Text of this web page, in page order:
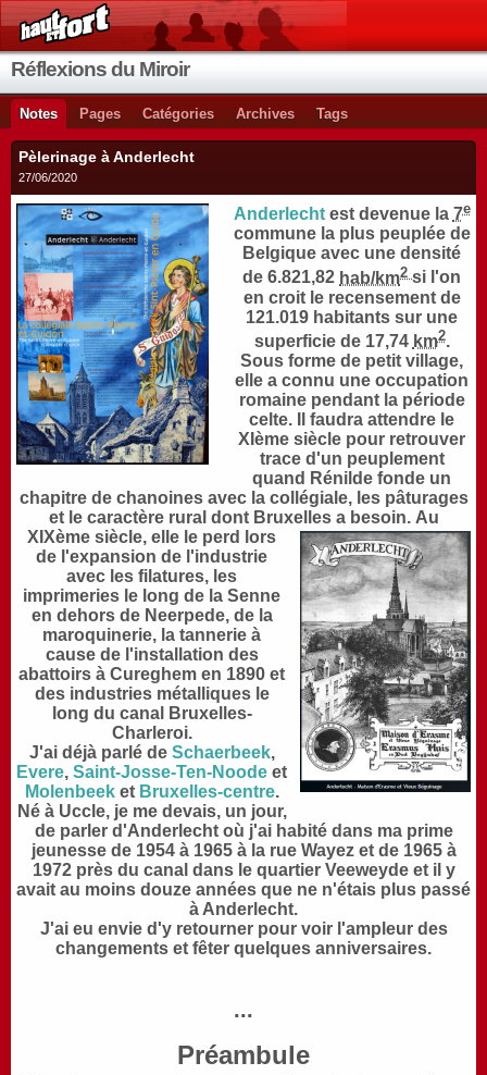
Réflexions du Miroir
Notes Pages Catégories Archives Tags
Pèlerinage à Anderlecht
27/06/2020
Anderlecht est devenue la 7e
commune la plus peuplée de
Belgique avec une densité
de 6.821,82 hab/km2 si l'on
en croit le recensement de
121.019 habitantssur une
superficie de 17,74 km2.
Sous forme de petit village,
elle a connu une occupation
romaine pendant la période
celte. Il faudra attendre le
XIème siècle pour retrouver
trace d'un peuplement
quand Rénilde fonde un
chapitre de chanoines avec la collégiale, les pâturages
et le caractère rural dont Bruxelles a besoin. Au
XIXème siècle, elle le perd lors
de l'expansion de l'industrie
avec les filatures, les
imprimeries le long de la Senne
en dehors de Neerpede, de la
maroquinerie, la tannerie à
cause de l'installation des
abattoirs à Cureghem en 1890 et
des industries métalliques le
long du canal Bruxelles-
Charleroi.
J'ai déjà parlé de Schaerbeek,
Evere,Saint-Josse-Ten-Noode et
Molenbeeket Bruxelles-centre.
Né à Uccle, je me devais, un jour,
de parler d'Anderlecht où j'ai habité dans ma prime
jeunesse de 1954 à 1965 à la rue Wayez et de 1965 à
1972 près du canal dans le quartier Veeweyde et il y
avait au moins douze années que ne n'étais plus passé
à Anderlecht.
J'ai eu envie d'y retourner pour voir l'ampleur des
changements et fêter quelques anniversaires.
...
Préambule